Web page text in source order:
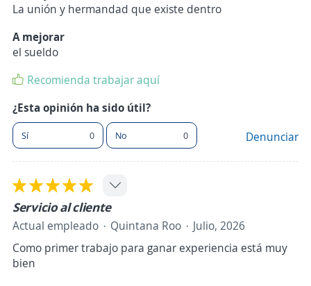
La unión y hermandad que existe dentro
A mejorar
el sueldo
Recomienda trabajar aquí
¿Esta opinión ha sido útil?
Sí 0 No 0 Denunciar
Servicio al cliente
Actual empleado Quintana Roo
Julio, 2026
Como primer trabajo para ganar experiencia está muy
bien